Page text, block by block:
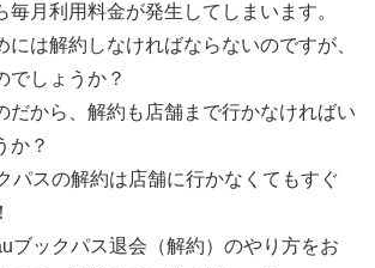
毎月利用料金が発生してしまいます。
には解約しなければならないのですが、
でしょうか？
だから、解約も店舗まで行かなければい
か？
パスの解約は店舗に行かなくてもすぐ
ブックパス退会（解約）のやり方をお